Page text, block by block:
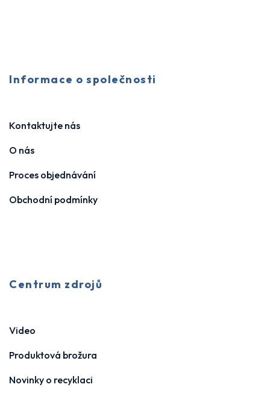
Informace o společnosti
Kontaktujte nás
O nás
Proces objednávání
Obchodní podmínky
Centrum zdrojů
Video
Produktová brožura
Novinky o recyklaci